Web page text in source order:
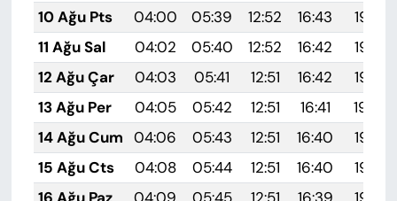
10 Ağu Pts
04:00 05:39 12:52 16:43
19:54
11 Ağu Sal
04:02 05:40 12:52 16:42
19:53
12 Ağu Çar
04:03 05:41 12:51 16:42
19:52
13 Ağu Per
04:05 05:42 12:51 16:41
19:50
14 Ağu Cum
04:06 05:43 12:51 16:40
19:49
15 Ağu Cts
04:08 05:44 12:51 16:40
19:48
16 Ağu Paz
04:09 05:45 12:51 16:39
19:46